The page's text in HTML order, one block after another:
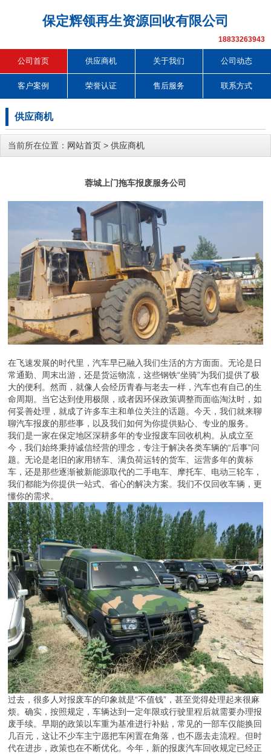
保定辉领再生资源回收有限公司
18833263943
公司首页 供应商机 关于我们 公司动态
客户案例 荣誉认证 售后服务 联系方式
供应商机
当前所在位置： 网站首页 > 供应商机
蓉城上门拖车报废服务公司
在飞速发展的时代里，汽车早已融入我们生活的方方面面。无论是日
常通勤、周末出游，还是货运物流，这些钢铁“坐骑”为我们提供了极
大的便利。然而，就像人会经历青春与老去一样，汽车也有自己的生
命周期。当它达到使用极限，或者因环保政策调整而面临淘汰时，如
何妥善处理，就成了许多车主和单位关注的话题。今天，我们就来聊
聊汽车报废的那些事，以及我们如何为你提供贴心、专业的服务。
我们是一家在保定地区深耕多年的专业报废车回收机构。从成立至
今，我们始终秉持诚信经营的理念，专注于解决各类车辆的“后事”问
题。无论是老旧的家用轿车、满负荷运转的货车、运营多年的黄标
车，还是那些逐渐被新能源取代的二手电车、摩托车、电动三轮车，
我们都能为你提供一站式、省心的解决方案。我们不仅回收车辆，更
懂你的需求。
过去，很多人对报废车的印象就是“不值钱”，甚至觉得处理起来很麻
烦。确实，按照规定，车辆达到一定年限或行驶里程后就需要办理报
废手续。早期的政策以车重为基准进行补贴，常见的一部车仅能换回
几百元，这让不少车主宁愿把车闲置在角落，也不愿去走流程。但时
代在进步，政策也在不断优化。今年，新的报废汽车回收规定已经正